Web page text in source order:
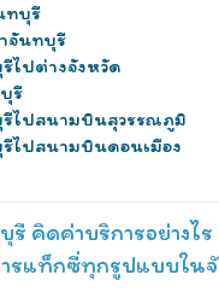
ทบุรี
จันทบุรี
ไปต่างจังหวัด
รี
ไปสนามบินสุวรรณภูมิ
ไปสนามบินดอนเมือง
คิดค่าบริการอย่างไ
รแท็กซี่ทุกรูปแบบใน